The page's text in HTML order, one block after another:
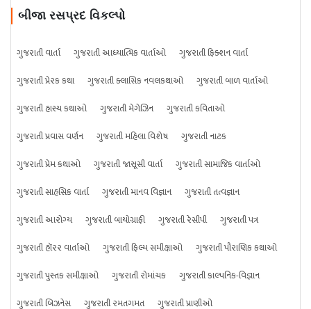
બીજા રસપ્રદ વિકલ્પો
ગુજરાતી વાર્તા ગુજરાતી આધ્યાત્મિક વાર્તાઓ
ગુજરાતી ફિક્શન વાર્તા
ગુજરાતી પ્રેરક કથા
ગુજરાતી ક્લાસિક નવલકથાઓ
ગુજરાતી બાળ વાર્તાઓ
ગુજરાતી હાસ્ય કથાઓ
ગુજરાતી મેગેઝિન
ગુજરાતી કવિતાઓ
ગુજરાતી પ્રવાસ વર્ણન
ગુજરાતી મહિલા વિશેષ
ગુજરાતી નાટક
ગુજરાતી પ્રેમ કથાઓ
ગુજરાતી જાસૂસી વાર્તા
ગુજરાતી સામાજિક વાર્તાઓ
ગુજરાતી સાહસિક વાર્તા
ગુજરાતી માનવ વિજ્ઞાન
ગુજરાતી તત્વજ્ઞાન
ગુજરાતી આરોગ્ય
ગુજરાતી બાયોગ્રાફી ગુજરાતી રેસીપી
ગુજરાતી પત્ર
ગુજરાતી હૉરર વાર્તાઓ
ગુજરાતી ફિલ્મ સમીક્ષાઓ
ગુજરાતી પૌરાણિક કથાઓ
ગુજરાતી પુસ્તક સમીક્ષાઓ
ગુજરાતી રોમાંચક
ગુજરાતી કાલ્પનિક-વિજ્ઞાન
ગુજરાતી બિઝનેસ
ગુજરાતી રમતગમત ગુજરાતી પ્રાણીઓ